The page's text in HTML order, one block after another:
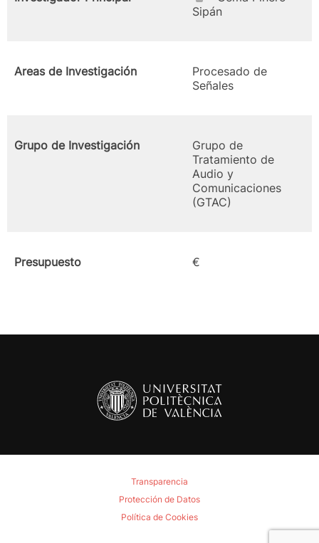
Sipán
Areas de Investigación
Procesado de
Señales
Grupo de Investigación
Grupo de
Tratamiento de
Audio y
Comunicaciones
(GTAC)
Presupuesto €
Transparencia
Protección de Datos
Política de Cookies